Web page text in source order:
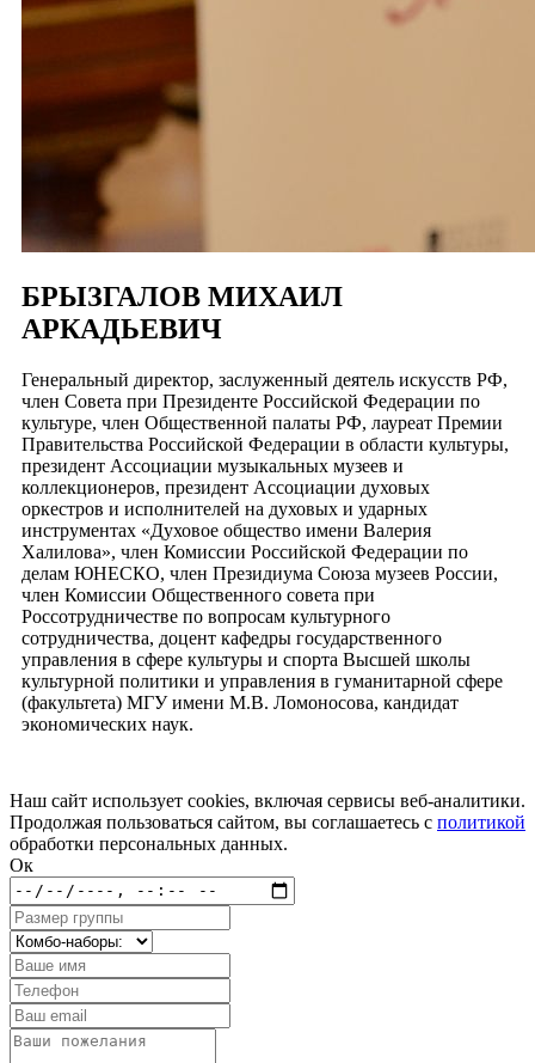
БРЫЗГАЛОВ МИХАИЛ
АРКАДЬЕВИЧ
Генеральный директор, заслуженный деятель искусств РФ,
член Совета при Президенте Российской Федерации по
культуре, член Общественной палаты РФ, лауреат Премии
Правительства Российской Федерации в области культуры,
президент Ассоциации музыкальных музеев и
коллекционеров, президент Ассоциации духовых
оркестров и исполнителей на духовых и ударных
инструментах «Духовое общество имени Валерия
Халилова», член Комиссии Российской Федерации по
делам ЮНЕСКО, член Президиума Союза музеев России,
член Комиссии Общественного совета при
Россотрудничестве по вопросам культурного
сотрудничества, доцент кафедры государственного
управления в сфере культуры и спорта Высшей школы
культурной политики и управления в гуманитарной сфере
(факультета) МГУ имени М.В. Ломоносова, кандидат
экономических наук.
Наш сайт использует cookies, включая сервисы веб-аналитики.
Продолжая пользоваться сайтом, вы соглашаетесь с политикой
обработки персональных данных.
Ок